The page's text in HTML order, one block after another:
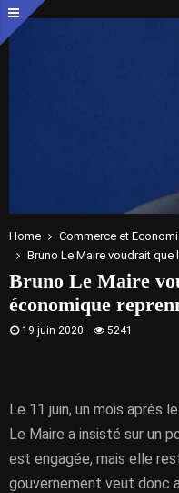
Home
Commerce et
Bruno Le Maire voudrait que
Bruno Le Maire
économique
19 juin 2020 5241
Le 11 juin, un mois après
Le Maire a insisté sur un
est engagée, mais elle
gouvernement veut donc